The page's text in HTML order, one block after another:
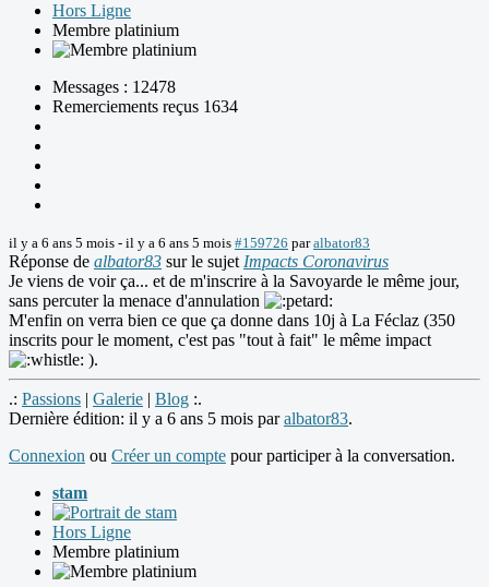
Hors Ligne
Membre platinium
Messages : 12478
Remerciements reçus 1634
il y a 6 ans 5 mois - il y a 6 ans 5 mois #159726 paralbator83
Réponse de albator83 sur le sujet Impacts Coronavirus
Je viens de voir ça... et de m'inscrire à la Savoyarde le même jour,
sans percuter la menace d'annulation
M'enfin on verra bien ce que ça donne dans 10j à La Féclaz (350
inscrits pour le moment, c'est pas "tout à fait" le même impact
).
.: Passions | Galerie | Blog :.
Dernière édition: il y a 6 ans 5 mois paralbator83.
Connexion ou Créer un compte pour participer à la conversation.
stam
Hors Ligne
Membre platinium